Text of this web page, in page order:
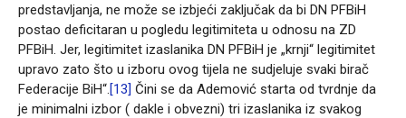
predstavljanja, ne može se izbjeći zaključak da bi DN PFBiH
postao deficitaran u pogledu legitimiteta u odnosu na ZD
PFBiH. Jer, legitimitet izaslanika DN PFBiH je „krnji“ legitimitet
upravo zato što u izboru ovog tijela ne sudjeluje svaki birač
Federacije BiH“. [13] Čini se da Ademović starta od tvrdnje da
je minimalni izbor ( dakle i obvezni) tri izaslanika iz svakog